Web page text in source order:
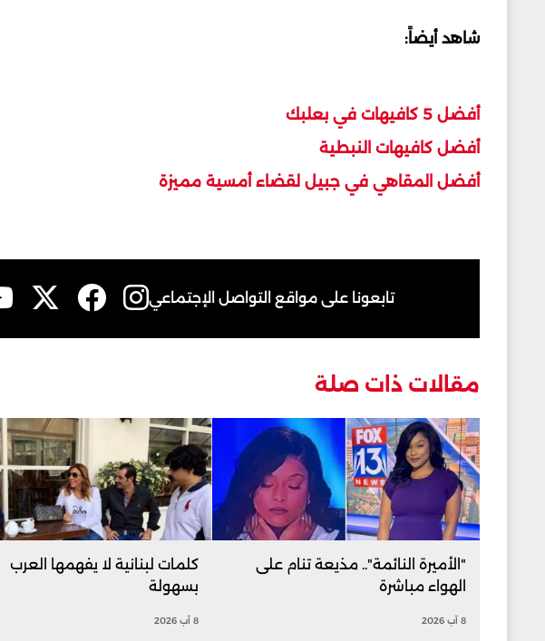
شاهد أيضاً:
أفضل 5 كافيهات في بعلبك
أفضل كافيهات النبطية
أفضل المقاهي في جبيل لقضاء أمسية مميزة
تابعونا على مواقع التواصل الإجتماعي
مقالات ذات صلة
"الأميرة النائمة".. مذيعة تنام على
الهواء مباشرة
8 آب 2026
كلمات لبنانية لا يفهمها العرب
بسهولة
8 آب 2026